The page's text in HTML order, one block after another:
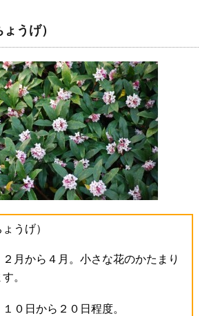
うげ）
うげ）
月から４月。小さな花のかたまり
。
０日から２０日程度。